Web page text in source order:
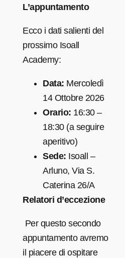
L’appuntamento
Ecco i dati salienti del
prossimo Isoall
Academy:
Data: Mercoledì
14 Ottobre 2026
Orario: 16:30 –
18:30 (a seguire
aperitivo)
Sede: Isoall –
Arluno, Via S.
Caterina 26/A
Relatori d’eccezione
Per questo secondo
appuntamento avremo
il piacere di ospitare